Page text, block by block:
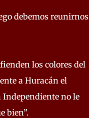
debemos reunirnos
los colores del
a Huracán el
Independiente no le
bien”.